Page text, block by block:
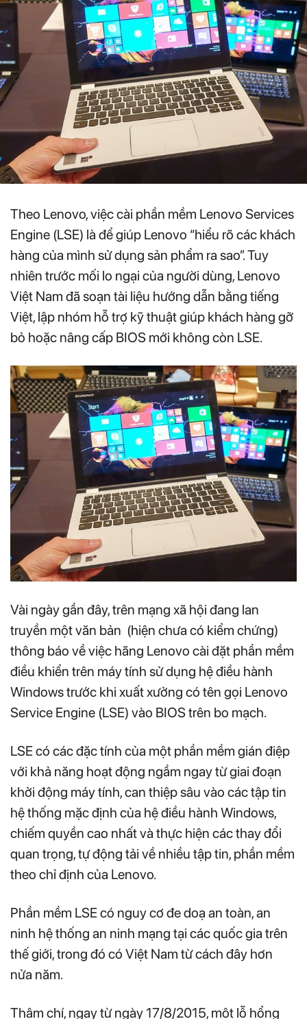
Theo Lenovo, việc cài phần mềm Lenovo Services
Engine (LSE) là để giúp Lenovo “hiểu rõ các khách
hàng của mình sử dụng sản phẩm ra sao”. Tuy
nhiên trước mối lo ngại của người dùng, Lenovo
Việt Nam đã soạn tài liệu hướng dẫn bằng tiếng
Việt, lập nhóm hỗ trợ kỹ thuật giúp khách hàng gỡ
bỏ hoặc nâng cấp BIOS mới không còn LSE.
Vài ngày gần đây, trên mạng xã hội đang lan
truyền một văn bản (hiện chưa có kiểm chứng)
thông báo về việc hãng Lenovo cài đặt phần mềm
điều khiển trên máy tính sử dụng hệ điều hành
Windows trước khi xuất xưởng có tên gọi Lenovo
Service Engine (LSE) vào BIOS trên bo mạch.
LSE có các đặc tính của một phần mềm gián điệp
với khả năng hoạt động ngầm ngay từ giai đoạn
khởi động máy tính, can thiệp sâu vào các tập tin
hệ thống mặc định của hệ điều hành Windows,
chiếm quyền cao nhất và thực hiện các thay đổi
quan trọng, tự động tải về nhiều tập tin, phần mềm
theo chỉ định của Lenovo.
Phần mềm LSE có nguy cơ đe doạ an toàn, an
ninh hệ thống an ninh mạng tại các quốc gia trên
thế giới, trong đó có Việt Nam từ cách đây hơn
nửa năm.
Thậm chí, ngay từ ngày 17/8/2015, một lỗ hổng